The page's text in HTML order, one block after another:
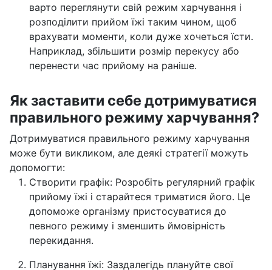
варто переглянути свій режим харчування і
розподілити прийом їжі таким чином, щоб
врахувати моменти, коли дуже хочеться їсти.
Наприклад, збільшити розмір перекусу або
перенести час прийому на раніше.
Як заставити себе дотримуватися
правильного режиму харчування?
Дотримуватися правильного режиму харчування
може бути викликом, але деякі стратегії можуть
допомогти:
Створити графік: Розробіть регулярний графік
прийому їжі і старайтеся триматися його. Це
допоможе організму пристосуватися до
певного режиму і зменшить ймовірність
перекидання.
Планування їжі: Заздалегідь плануйте свої